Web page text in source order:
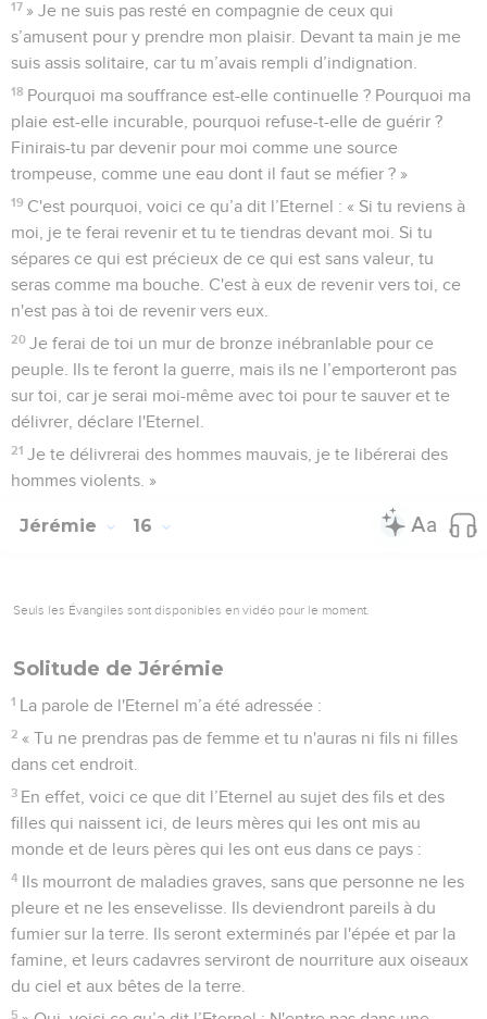
17 » Je ne suis pas resté en compagnie de ceux qui
s’amusent pour y prendre mon plaisir. Devant ta main je me
suis assis solitaire, car tu m’avais rempli d’indignation.
18 Pourquoi ma souffrance est-elle continuelle ? Pourquoi ma
plaie est-elle incurable, pourquoi refuse-t-elle de guérir ?
Finirais-tu par devenir pour moi comme une source
trompeuse, comme une eau dont il faut se méfier ? »
19 C'est pourquoi, voici ce qu’a dit l’Eternel : « Si tu reviens à
moi, je te ferai revenir et tu te tiendras devant moi. Si tu
sépares ce qui est précieux de ce qui est sans valeur, tu
seras comme ma bouche. C'est à eux de revenir vers toi, ce
n'est pas à toi de revenir vers eux.
20 Je ferai de toi un mur de bronze inébranlable pour ce
peuple. Ils te feront la guerre, mais ils ne l’emporteront pas
sur toi, car je serai moi-même avec toi pour te sauver et te
délivrer, déclare l'Eternel.
21 Je te délivrerai des hommes mauvais, je te libérerai des
hommes violents. »
Jérémie 16
Seuls les Évangiles sont disponibles en vidéo pour le moment.
Solitude de Jérémie
1 La parole de l'Eternel m’a été adressée :
2 « Tu ne prendras pas de femme et tu n'auras ni fils ni filles
dans cet endroit.
3 En effet, voici ce que dit l’Eternel au sujet des fils et des
filles qui naissent ici, de leurs mères qui les ont mis au
monde et de leurs pères qui les ont eus dans ce pays :
4 Ils mourront de maladies graves, sans que personne ne les
pleure et ne les ensevelisse. Ils deviendront pareils à du
fumier sur la terre. Ils seront exterminés par l'épée et par la
famine, et leurs cadavres serviront de nourriture aux oiseaux
du ciel et aux bêtes de la terre.
5